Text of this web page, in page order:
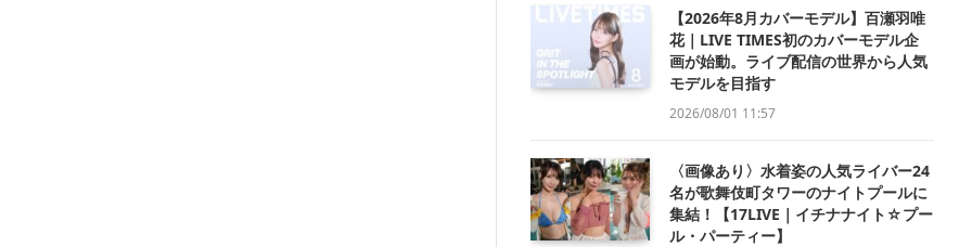
【2026年8月カバーモデル】百瀬羽唯
花｜LIVE TIMES初のカバーモデル企
画が始動。ライブ配信の世界から人気
モデルを目指す
2026/08/01 11:57
〈画像あり〉水着姿の人気ライバー24
名が歌舞伎町タワーのナイトプールに
集結！【17LIVE｜イチナナイト☆プー
ル・パーティー】